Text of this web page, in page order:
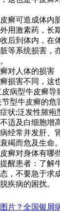
可造成体内
用激素药，长
后到体内，在
等系统损害，
对人体的损害
害不同，这
病型牛皮癣导
型牛皮癣的
状;泛发性脓疱
适及白细胞增
经常并发肝、
竭而危及生命。
对身体有哪
醒患者：了解
，不要急于求
疾病的困扰。
片？全国银屑